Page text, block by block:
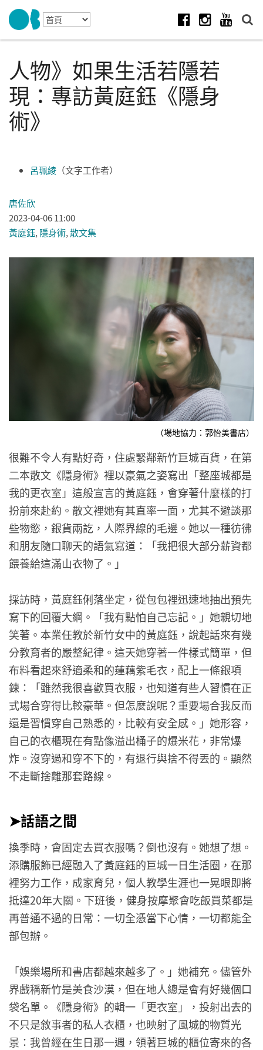
Skip to navigation
移至主內容
人物》如果生活若隱若
現：專訪黃庭鈺《隱身
術》
呂珮綾 （文字工作者）
唐佐欣
2023-04-06 11:00
黃庭鈺, 隱身術,散文集
（場地協力：郭怡美書店）
很難不令人有點好奇，住處緊鄰新竹巨城百貨，在第
二本散文《隱身術》裡以豪氣之姿寫出「整座城都是
我的更衣室」這般宣言的黃庭鈺，會穿著什麼樣的打
扮前來赴約。散文裡她有其直率一面，尤其不避談那
些物慾，銀貨兩訖，人際界線的毛邊。她以一種彷彿
和朋友隨口聊天的語氣寫道：「我把很大部分薪資都
餵養給這滿山衣物了。」
採訪時，黃庭鈺俐落坐定，從包包裡迅速地抽出預先
寫下的回覆大綱。「我有點怕自己忘記。」她親切地
笑著。本業任教於新竹女中的黃庭鈺，說起話來有幾
分教育者的嚴整紀律。這天她穿著一件樣式簡單，但
布料看起來舒適柔和的蓮藕紫毛衣，配上一條銀項
鍊：「雖然我很喜歡買衣服，也知道有些人習慣在正
式場合穿得比較豪華。但怎麼說呢？重要場合我反而
還是習慣穿自己熟悉的，比較有安全感。」她形容，
自己的衣櫃現在有點像溢出桶子的爆米花，非常爆
炸。沒穿過和穿不下的，有退行與捨不得丟的。顯然
不走斷捨離那套路線。
➤​話語之間
換季時，會固定去買衣服嗎？倒也沒有。她想了想。
添購服飾已經融入了黃庭鈺的巨城一日生活圈，在那
裡努力工作，成家育兒，個人教學生涯也一晃眼即將
抵達20年大關。下班後，健身按摩聚會吃飯買菜都是
再普通不過的日常：一切全憑當下心情，一切都能全
部包辦。
「娛樂場所和書店都越來越多了。」她補充。儘管外
界戲稱新竹是美食沙漠，但在地人總是會有好幾個口
袋名單。《隱身術》的輯一「更衣室」，投射出去的
不只是敘事者的私人衣櫃，也映射了風城的物質光
景：我曾經在生日那一週，領著巨城的櫃位寄來的各